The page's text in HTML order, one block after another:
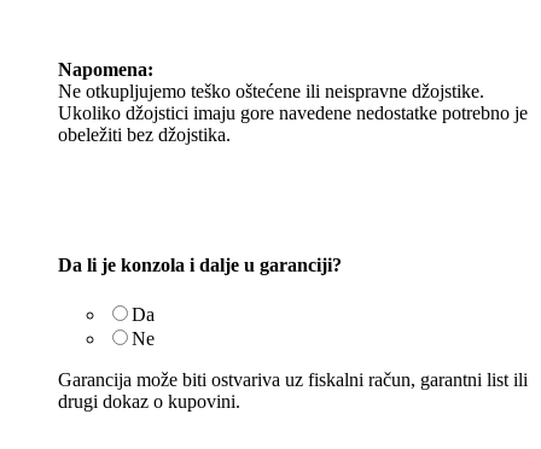
Napomena:
Ne otkupljujemo teško oštećene ili neispravne džojstike.
Ukoliko džojstici imaju gore navedene nedostatke potrebno je
obeležiti bez džojstika.
Da li je konzola i dalje u garanciji?
Da
Ne
Garancija može biti ostvariva uz fiskalni račun, garantni list ili
drugi dokaz o kupovini.